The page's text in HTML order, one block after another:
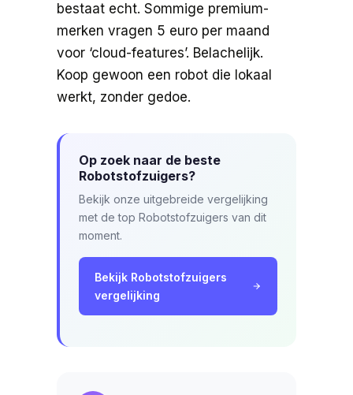
bestaat echt. Sommige premium-
merken vragen 5 euro per maand
voor ‘cloud-features’. Belachelijk.
Koop gewoon een robot die lokaal
werkt, zonder gedoe.
Op zoek naar de beste
Robotstofzuigers?
Bekijk onze uitgebreide vergelijking
met de top Robotstofzuigers van dit
moment.
Bekijk Robotstofzuigers
vergelijking